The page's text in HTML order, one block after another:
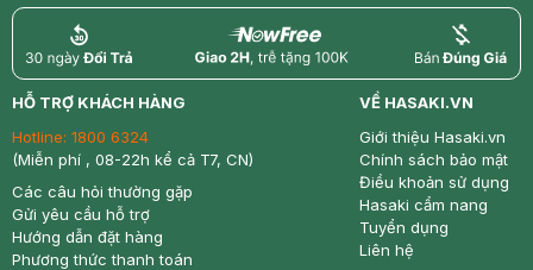
return nowfree price
HỖ TRỢ KHÁCH HÀNG
Hotline: 1800 6324
(Miễn phí , 08-22h kể cả T7, CN)
Các câu hỏi thường gặp
Gửi yêu cầu hỗ trợ
Hướng dẫn đặt hàng
Phương thức thanh toán
VỀ HASAKI.VN
Giới thiệu Hasaki.vn
Chính sách bảo mật
Điều khoản sử dụng
Hasaki cẩm nang
Tuyển dụng
Liên hệ